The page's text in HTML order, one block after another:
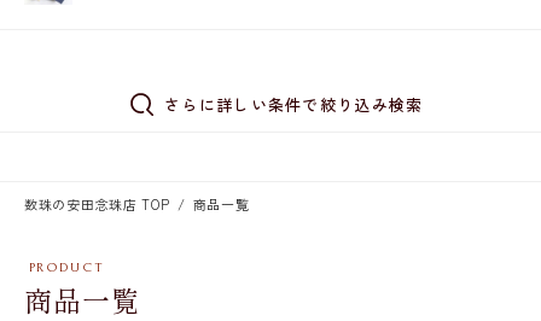
さらに詳しい条件で絞り込み検索
数珠の安田念珠店 TOP 商品一覧
商品一覧